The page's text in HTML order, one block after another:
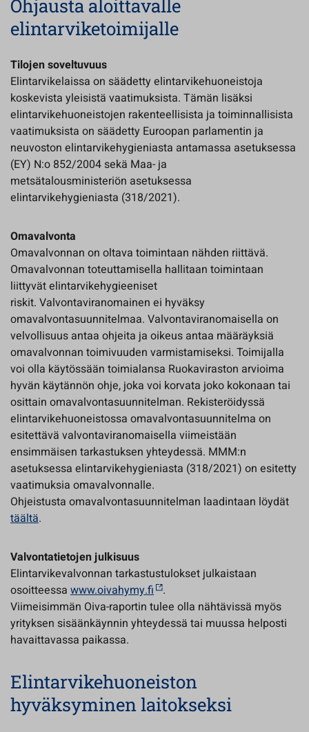
Ohjausta aloittavalle
elintarviketoimijalle
Tilojen soveltuvuus
Elintarvikelaissa on säädetty elintarvikehuoneistoja
koskevista yleisistä vaatimuksista. Tämän lisäksi
elintarvikehuoneistojen rakenteellisista ja toiminnallisista
vaatimuksista on säädetty Euroopan parlamentin ja
neuvoston elintarvikehygieniasta antamassa asetuksessa
(EY) N:o 852/2004 sekä Maa- ja
metsätalousministeriön asetuksessa
elintarvikehygieniasta (318/2021).
Omavalvonta
Omavalvonnan on oltava toimintaan nähden riittävä.
Omavalvonnan toteuttamisella hallitaan toimintaan
liittyvät elintarvikehygieeniset
riskit. Valvontaviranomainen ei hyväksy
omavalvontasuunnitelmaa. Valvontaviranomaisella on
velvollisuus antaa ohjeita ja oikeus antaa määräyksiä
omavalvonnan toimivuuden varmistamiseksi. Toimijalla
voi olla käytössään toimialansa Ruokaviraston arvioima
hyvän käytännön ohje, joka voi korvata joko kokonaan tai
osittain omavalvontasuunnitelman. Rekisteröidyssä
elintarvikehuoneistossa omavalvontasuunnitelma on
esitettävä valvontaviranomaisella viimeistään
ensimmäisen tarkastuksen yhteydessä. MMM:n
asetuksessa elintarvikehygieniasta (318/2021) on esitetty
vaatimuksia omavalvonnalle.
Ohjeistusta omavalvontasuunnitelman laadintaan löydät
täältä.
Valvontatietojen julkisuus
Elintarvikevalvonnan tarkastustulokset julkaistaan
osoitteessa www.oivahymy.fi .
Viimeisimmän Oiva-raportin tulee olla nähtävissä myös
yrityksen sisäänkäynnin yhteydessä tai muussa helposti
havaittavassa paikassa.
Elintarvikehuoneiston
hyväksyminen laitokseksi